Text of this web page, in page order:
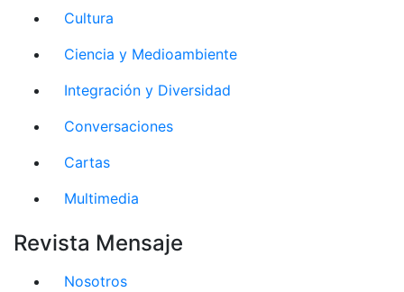
Cultura
Ciencia y Medioambiente
Integración y Diversidad
Conversaciones
Cartas
Multimedia
Revista Mensaje
Nosotros